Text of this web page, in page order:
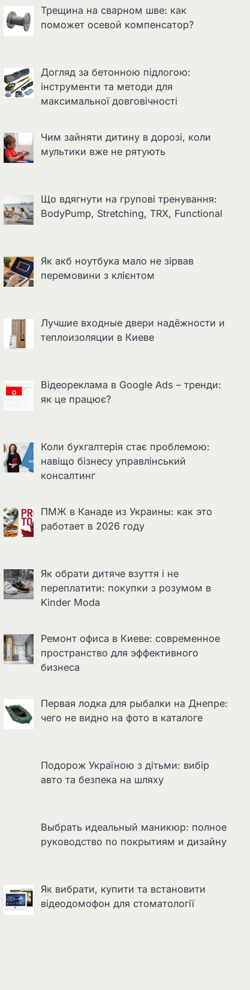
Трещина на сварном шве: как
поможет осевой компенсатор?
Догляд за бетонною підлогою:
інструменти та методи для
максимальної довговічності
Чим зайняти дитину в дорозі, коли
мультики вже не рятують
Що вдягнути на групові тренування:
BodyPump, Stretching, TRX, Functional
Як акб ноутбука мало не зірвав
перемовини з клієнтом
Лучшие входные двери надёжности и
теплоизоляции в Киеве
Відеореклама в Google Ads – тренди:
як це працює?
Коли бухгалтерія стає проблемою:
навіщо бізнесу управлінський
консалтинг
ПМЖ в Канаде из Украины: как это
работает в 2026 году
Як обрати дитяче взуття і не
переплатити: покупки з розумом в
Kinder Moda
Ремонт офиса в Киеве: современное
пространство для эффективного
бизнеса
Первая лодка для рыбалки на Днепре:
чего не видно на фото в каталоге
Подорож Україною з дітьми: вибір
авто та безпека на шляху
Выбрать идеальный маникюр: полное
руководство по покрытиям и дизайну
Як вибрати, купити та встановити
відеодомофон для стоматології